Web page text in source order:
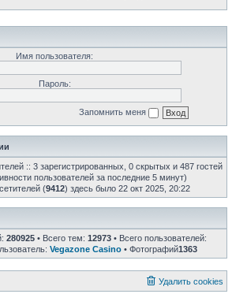
Имя пользователя:
Пароль:
Запомнить меня
:: 3 зарегистрированных, 0 скрытых и 487 гостей
пользователей за последние 5 минут)
(9412) здесь было 22 окт 2025, 20:22
280925 • Всего тем: 12973 • Всего пользователей:
Vegazone Casino • Фотографий1363
Удалить cookies